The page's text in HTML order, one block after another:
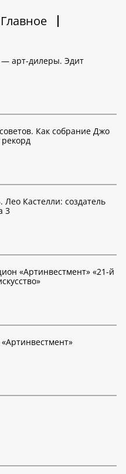
арт-дилеры. Эдит
Как собрание Джо
Кастелли: создатель
3
«Артинвестмент» «21-й